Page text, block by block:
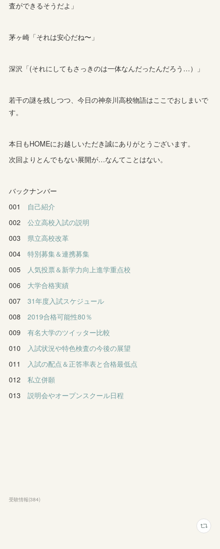
査ができるそうだよ」
茅ヶ崎「それは安心だね〜」
深沢「(それにしてもさっきのは一体なんだったんだろう…）」
若干の謎を残しつつ、今日の神奈川高校物語はここでおしまいで
す。
本日もHOMEにお越しいただき誠にありがとうございます。
次回よりとんでもない展開が…なんてことはない。
バックナンバー
001 自己紹介
002公立高校入試の説明
003 県立高校改革
004特別募集＆連携募集
005
人気投票＆新学力向上進学重点校
006 大学合格実績
00731年度入試スケジュール
0082019合格可能性80％
009有名大学のツイッター比較
010
入試状況や特色検査の今後の展望
011
入試の配点＆正答率表と合格最低点
012私立併願
013説明会やオープンスクール日程
受験情報(384)